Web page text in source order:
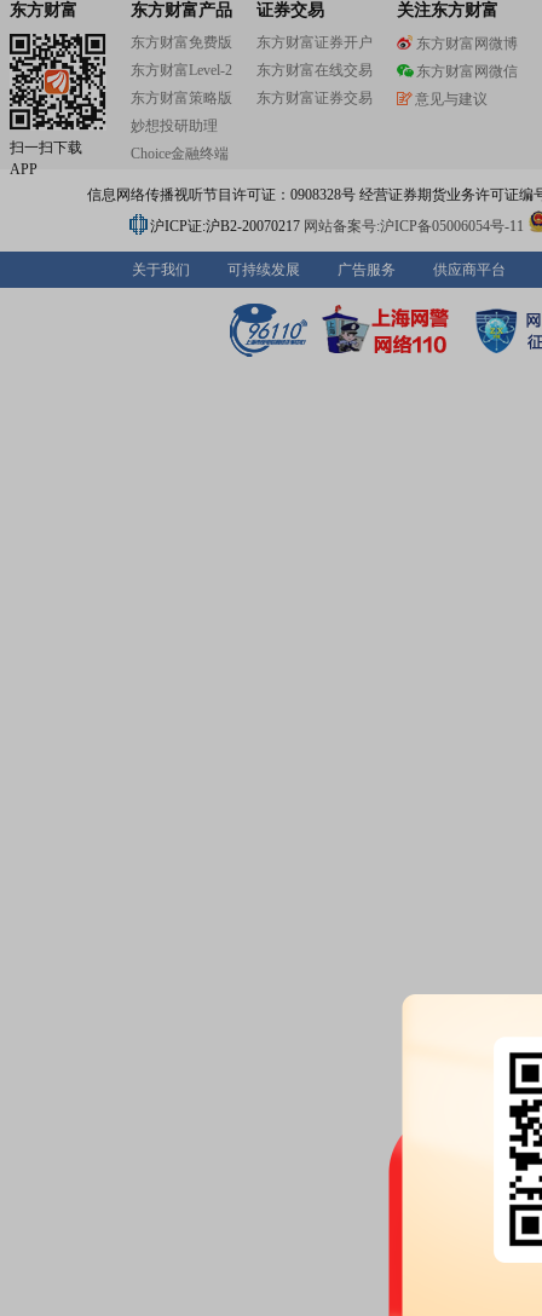
东方财富
扫一扫下载
APP
东方财富产品
东方财富免费版
东方财富Level-2
东方财富策略版
妙想投研助理
Choice金融终端
证券交易
东方财富证券开户
东方财富在线交易
东方财富证券交易
关注东方财富
东方财富网微博
东方财富网微信
意见与建议
信息网络传播视听节目许可证：0908328号 经营证券期货业务许可证编
沪ICP证:沪B2-20070217 网站备案号:沪ICP备05006054号-11
关于我们 可持续发展 广告服务 供应商平台